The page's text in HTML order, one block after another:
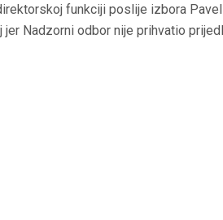
funkciji poslije izbora
Nadzorni odbor nije prihvatio